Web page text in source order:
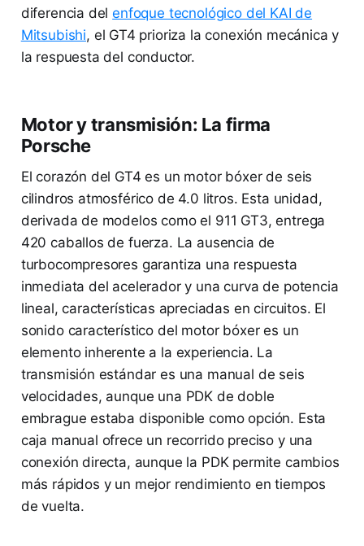
diferencia delenfoque tecnológico del KAI de
Mitsubishi, el GT4 prioriza la conexión mecánica y
la respuesta del conductor.
Motor y transmisión: La firma
Porsche
El corazón del GT4 es un motor bóxer de seis
cilindros atmosférico de 4.0 litros. Esta unidad,
derivada de modelos como el 911 GT3, entrega
420 caballos de fuerza. La ausencia de
turbocompresores garantiza una respuesta
inmediata del acelerador y una curva de potencia
lineal, características apreciadas en circuitos. El
sonido característico del motor bóxer es un
elemento inherente a la experiencia. La
transmisión estándar es una manual de seis
velocidades, aunque una PDK de doble
embrague estaba disponible como opción. Esta
caja manual ofrece un recorrido preciso y una
conexión directa, aunque la PDK permite cambios
más rápidos y un mejor rendimiento en tiempos
de vuelta.